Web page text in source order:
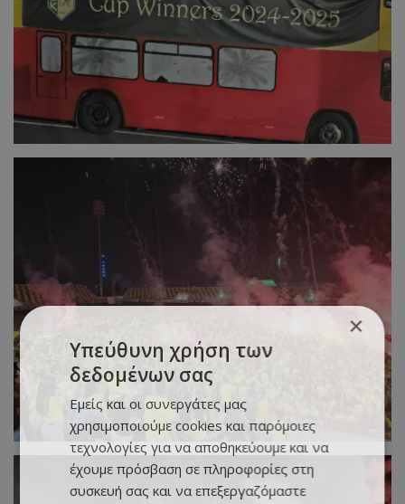
×
Υπεύθυνη χρήση των
δεδομένων σας
Εμείς και οι συνεργάτες μας
χρησιμοποιούμε cookies και παρόμοιες
τεχνολογίες για να αποθηκεύουμε και να
έχουμε πρόσβαση σε πληροφορίες στη
συσκευή σας και να επεξεργαζόμαστε